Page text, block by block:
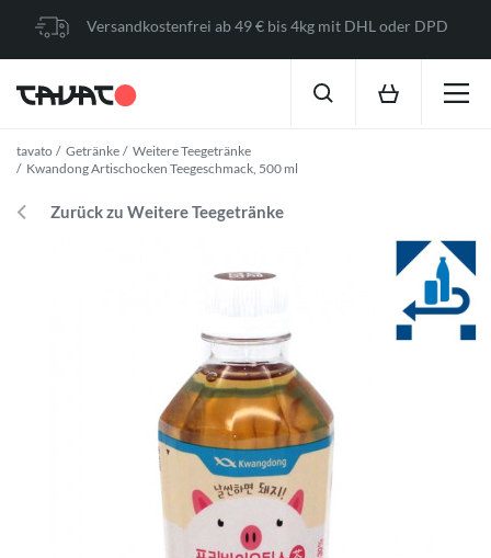
Versandkostenfrei ab 49 € bis 4kg mit DHL oder DPD
tavato Getränke
Weitere Teegetränke
Kwandong Artischocken Teegeschmack, 500 ml
Zurück zu Weitere Teegetränke